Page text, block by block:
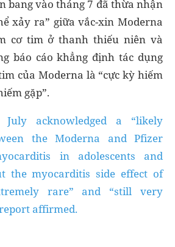
bang vào tháng 7 đã thừa nhận
xảy ra” giữa vắc-xin Moderna
cơ tim ở thanh thiếu niên và
báo cáo khẳng định tác dụng
của Moderna là “cực kỳ hiếm
gặp”.
July acknowledged a “likely
the Moderna and Pfizer
in adolescents and
the myocarditis side effect of
rare” and “still very
affirmed.